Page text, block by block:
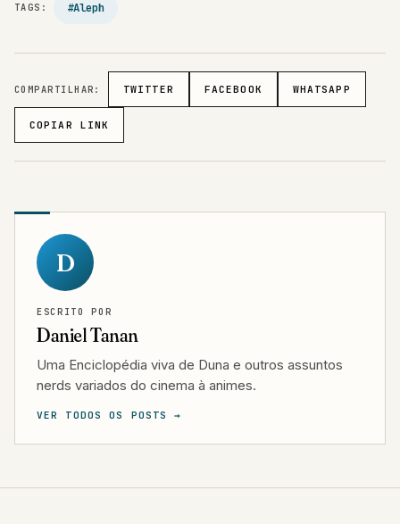
TAGS: #Aleph
COMPARTILHAR: TWITTER FACEBOOK WHATSAPP
COPIAR LINK
D
ESCRITO POR
Daniel Tanan
Uma Enciclopédia viva de Duna e outros assuntos
nerds variados do cinema à animes.
VER TODOS OS POSTS →